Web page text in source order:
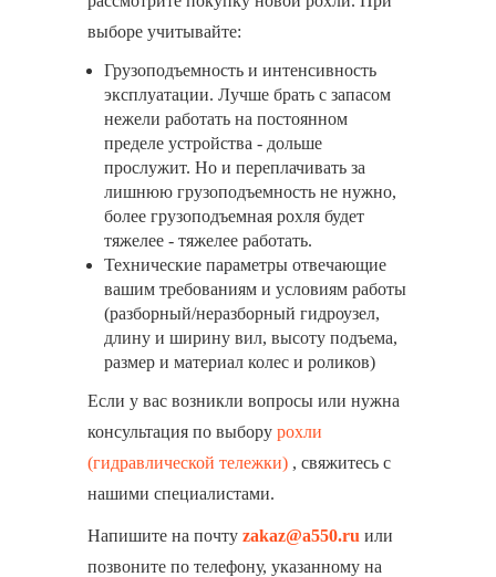
выборе учитывайте:
Грузоподъемность и интенсивность
эксплуатации. Лучше брать с запасом
нежели работать на постоянном
пределе устройства - дольше
прослужит. Но и переплачивать за
лишнюю грузоподъемность не нужно,
более грузоподъемная рохля будет
тяжелее - тяжелее работать.
Технические параметры отвечающие
вашим требованиям и условиям работы
(разборный/неразборный гидроузел,
длину и ширину вил, высоту подъема,
размер и материал колес и роликов)
Если у вас возникли вопросы или нужна
консультация по выбору рохли
(гидравлической тележки) , свяжитесь с
нашими специалистами.
Напишите на почту zakaz@a550.ru или
позвоните по телефону, указанному на